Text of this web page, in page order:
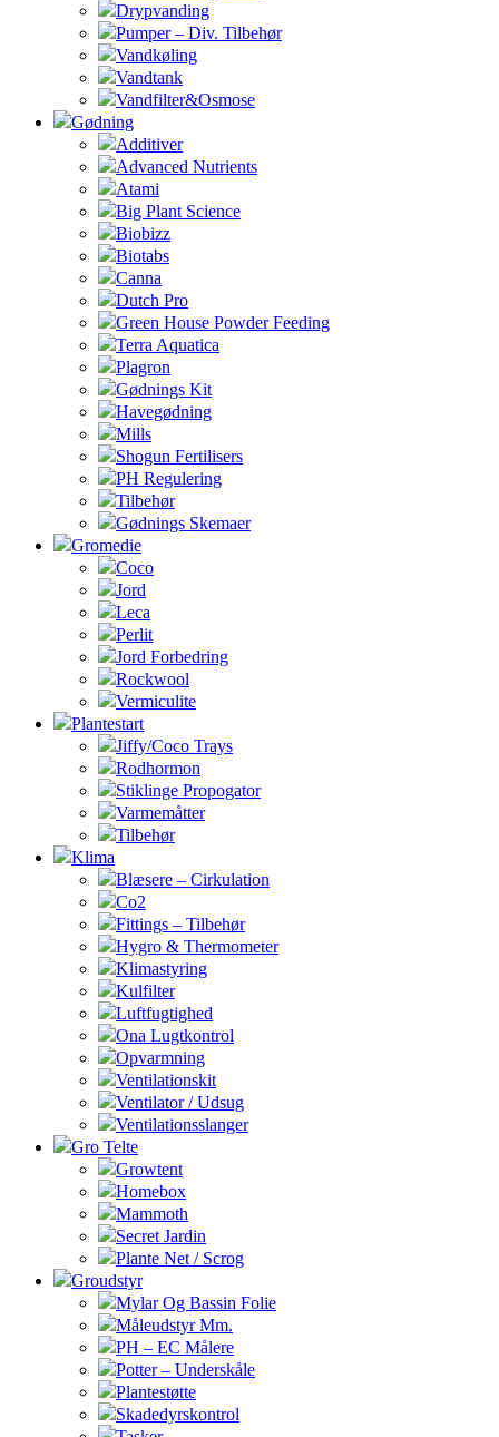
Drypvanding
Pumper – Div. Tilbehør
Vandkøling
Vandtank
Vandfilter&Osmose
Gødning
Additiver
Advanced Nutrients
Atami
Big Plant Science
Biobizz
Biotabs
Canna
Dutch Pro
Green House Powder Feeding
Terra Aquatica
Plagron
Gødnings Kit
Havegødning
Mills
Shogun Fertilisers
PH Regulering
Tilbehør
Gødnings Skemaer
Gromedie
Coco
Jord
Leca
Perlit
Jord Forbedring
Rockwool
Vermiculite
Plantestart
Jiffy/Coco Trays
Rodhormon
Stiklinge Propogator
Varmemåtter
Tilbehør
Klima
Blæsere – Cirkulation
Co2
Fittings – Tilbehør
Hygro & Thermometer
Klimastyring
Kulfilter
Luftfugtighed
Ona Lugtkontrol
Opvarmning
Ventilationskit
Ventilator / Udsug
Ventilationsslanger
Gro Telte
Growtent
Homebox
Mammoth
Secret Jardin
Plante Net / Scrog
Groudstyr
Mylar Og Bassin Folie
Måleudstyr Mm.
PH – EC Målere
Potter – Underskåle
Plantestøtte
Skadedyrskontrol